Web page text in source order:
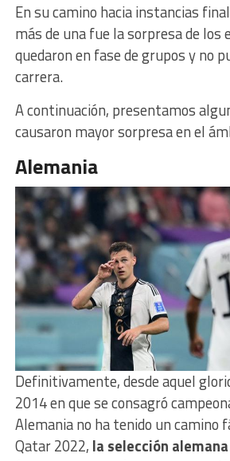
En su camino hacia instancias
más de una fue la sorpresa de los
quedaron en fase de grupos y no
carrera.
A continuación, presentamos
causaron mayor sorpresa en el
Alemania
Definitivamente, desde aquel
2014 en que se consagró
Alemania no ha tenido un camino
Qatar 2022, la selección